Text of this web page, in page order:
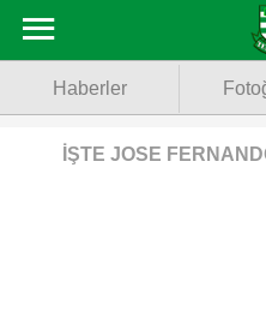
Fotoğraflar
Videolar
MENU
Haberler
İŞTE JOSE